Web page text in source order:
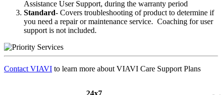
Assistance User Support, during the warranty period
Standard- Covers troubleshooting of product to determine if
you need a repair or maintenance service. Coaching for user
support is not included.
Contact VIAVI to learn more about VIAVI Care Support Plans
24x7